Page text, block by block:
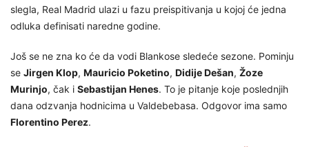
slegla, Real Madrid ulazi u fazu preispitivanja u kojoj će jedna
odluka definisati naredne godine.
Još se ne zna ko će da vodi Blankose sledeće sezone. Pominju
se Jirgen Klop, Mauricio Poketino, Didije Dešan, Žoze
Murinjo, čak i Sebastijan Henes. To je pitanje koje poslednjih
dana odzvanja hodnicima u Valdebebasa. Odgovor ima samo
Florentino Perez.